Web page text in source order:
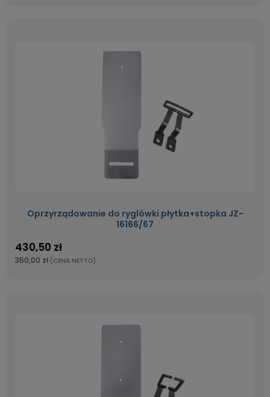
Oprzyrządowanie do ryglówki płytka+stopka JZ-
16166/67
430,50 zł
350,00 zł (CENA NETTO)